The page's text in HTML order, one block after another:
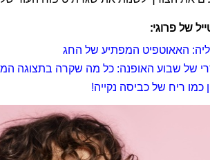
של פרוגי:
האאוטפיט המפתיע של החג
של שבוע האופנה: כל מה שקרה בתצוגה
כמו ריח של כביסה נקייה!